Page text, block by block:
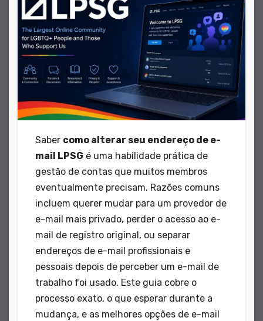
Saber como alterar seu endereço de e-
mail LPSG é uma habilidade prática de
gestão de contas que muitos membros
eventualmente precisam. Razões comuns
incluem querer mudar para um provedor de
e-mail mais privado, perder o acesso ao e-
mail de registro original, ou separar
endereços de e-mail profissionais e
pessoais depois de perceber um e-mail de
trabalho foi usado. Este guia cobre o
processo exato, o que esperar durante a
mudança, e as melhores opções de e-mail